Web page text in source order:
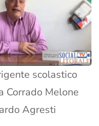
scolastico
Corrado Melone
Agresti